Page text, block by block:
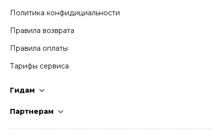
Политика конфидициальности
Правила возврата
Правила оплаты
Тарифы сервиса
Гидам
Партнерам